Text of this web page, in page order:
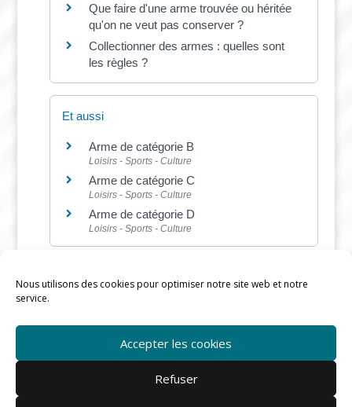
Nous utilisons des cookies pour optimiser notre site web et notre
service.
Accepter les cookies
Refuser
Que faire d'une arme trouvée ou héritée
qu'on ne veut pas conserver ?
Collectionner des armes : quelles sont
les règles ?
Et aussi
Arme de catégorie B
Loisirs - Sports - Culture
Arme de catégorie C
Loisirs - Sports - Culture
Arme de catégorie D
Loisirs - Sports - Culture